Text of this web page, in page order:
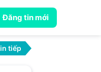
Đăng tin mới
tiếp